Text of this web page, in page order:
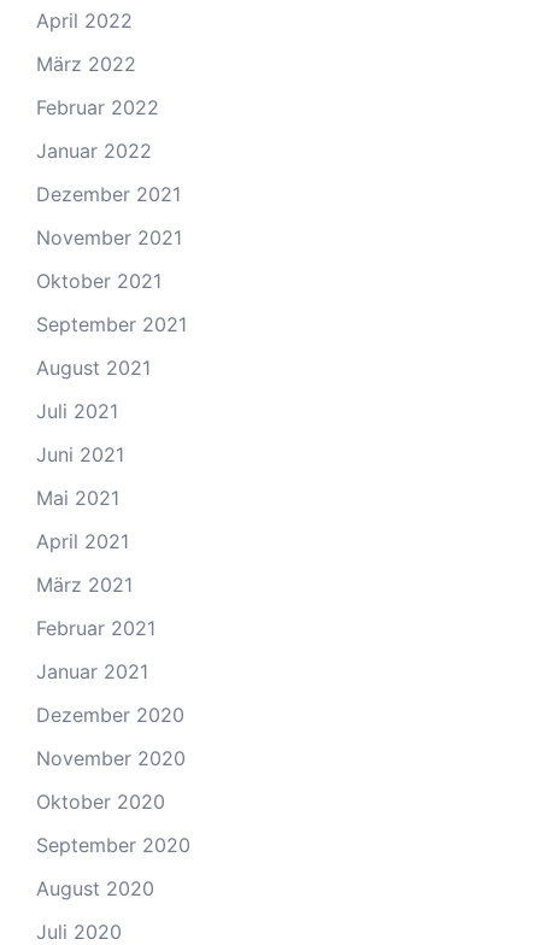
April 2022
März 2022
Februar 2022
Januar 2022
Dezember 2021
November 2021
Oktober 2021
September 2021
August 2021
Juli 2021
Juni 2021
Mai 2021
April 2021
März 2021
Februar 2021
Januar 2021
Dezember 2020
November 2020
Oktober 2020
September 2020
August 2020
Juli 2020